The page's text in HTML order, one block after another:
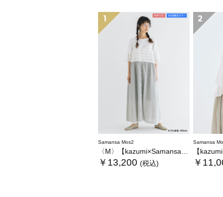
1
Samansa Mos2
〈M〉【kazumi×Samansa Mos2】キャミワンピース《WEB限定カラーあり》
￥13,200 (税込)
2
Samansa
【
￥